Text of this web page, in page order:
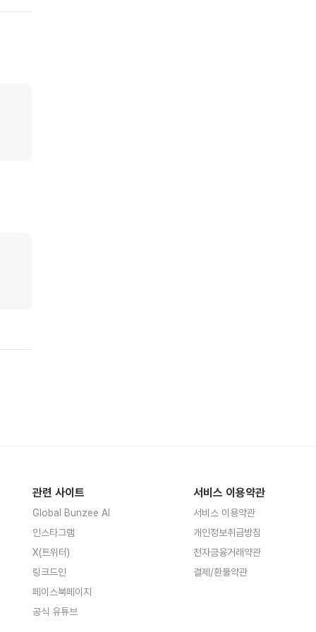
관련 사이트
Global Bunzee AI
인스타그램
X(트위터)
링크드인
페이스북페이지
공식 유튜브
서비스 이용약관
서비스 이용약관
개인정보취급방침
전자금융거래약관
결제/환불약관